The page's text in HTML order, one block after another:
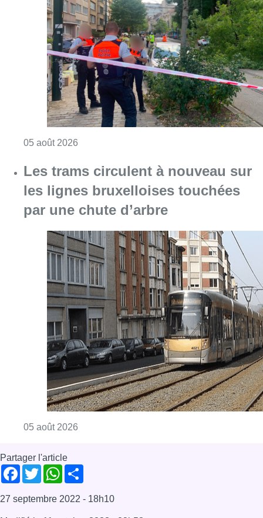
Les trams circulent à nouveau sur
les lignes bruxelloises touchées
par une chute d’arbre
05 août 2026Consulter l'article "Les trams circulent à
Partager l'article
Facebook
TwitterWhatsApp
Share
27 septembre 2022- 18h10
11 octobre 2022- 09h58
Cureghem
Good Move
Susanne Müller-Hübsch
Anderlecht
Offres d’emploi